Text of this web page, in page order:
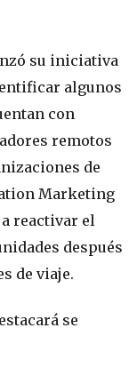
su iniciativa
algunos
con
remotos
de
Marketing
reactivar el
después
de viaje.
se